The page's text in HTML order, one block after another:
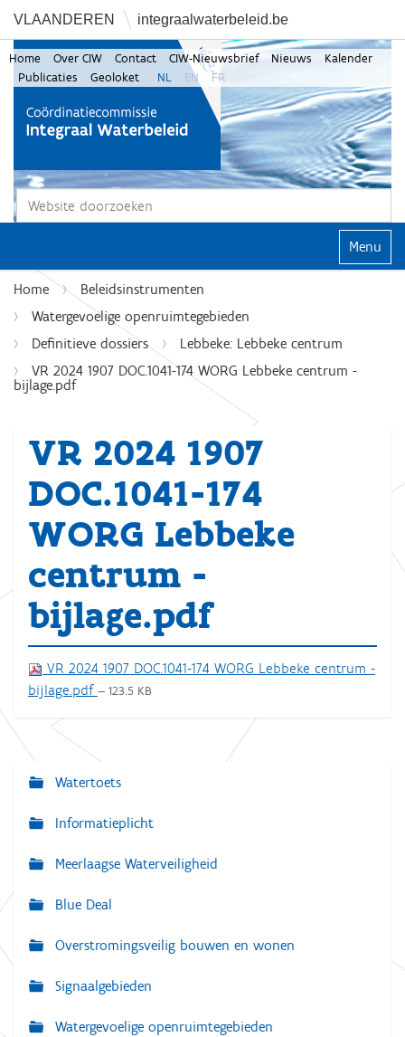
VLAANDEREN integraalwaterbeleid.be
Zoek
Home Over CIW Contact CIW-Nieuwsbrief Nieuws
Kalender
Publicaties
Geoloket NL EN FR
Klap
Home
Beleidsinstrumenten
Watergevoelige openruimtegebieden
Definitieve dossiers
Lebbeke: Lebbeke centrum
VR 2024 1907 DOC.1041-174 WORG Lebbeke centrum -
bijlage.pdf
VR 2024 1907
DOC.1041-174
WORG Lebbeke
centrum -
bijlage.pdf
VR 2024 1907 DOC.1041-174 WORG Lebbeke centrum -
bijlage.pdf — 123.5 KB
N
a
i
g
t
Watertoets
Informatieplicht
Meerlaagse Waterveiligheid
Blue Deal
Overstromingsveilig bouwen en wonen
Signaalgebieden
Watergevoelige openruimtegebieden